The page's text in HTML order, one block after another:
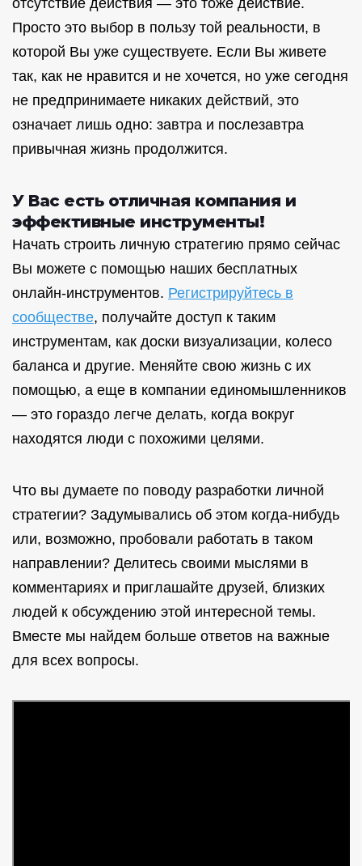
отсутствие действия — это тоже действие.
Просто это выбор в пользу той реальности, в
которой Вы уже существуете. Если Вы живете
так, как не нравится и не хочется, но уже сегодня
не предпринимаете никаких действий, это
означает лишь одно: завтра и послезавтра
привычная жизнь продолжится.
У Вас есть отличная компания и
эффективные инструменты!
Начать строить личную стратегию прямо сейчас
Вы можете с помощью наших бесплатных
онлайн-инструментов. Регистрируйтесь в
сообществе, получайте доступ к таким
инструментам, как доски визуализации, колесо
баланса и другие. Меняйте свою жизнь с их
помощью, а еще в компании единомышленников
— это гораздо легче делать, когда вокруг
находятся люди с похожими целями.
Что вы думаете по поводу разработки личной
стратегии? Задумывались об этом когда-нибудь
или, возможно, пробовали работать в таком
направлении? Делитесь своими мыслями в
комментариях и приглашайте друзей, близких
людей к обсуждению этой интересной темы.
Вместе мы найдем больше ответов на важные
для всех вопросы.